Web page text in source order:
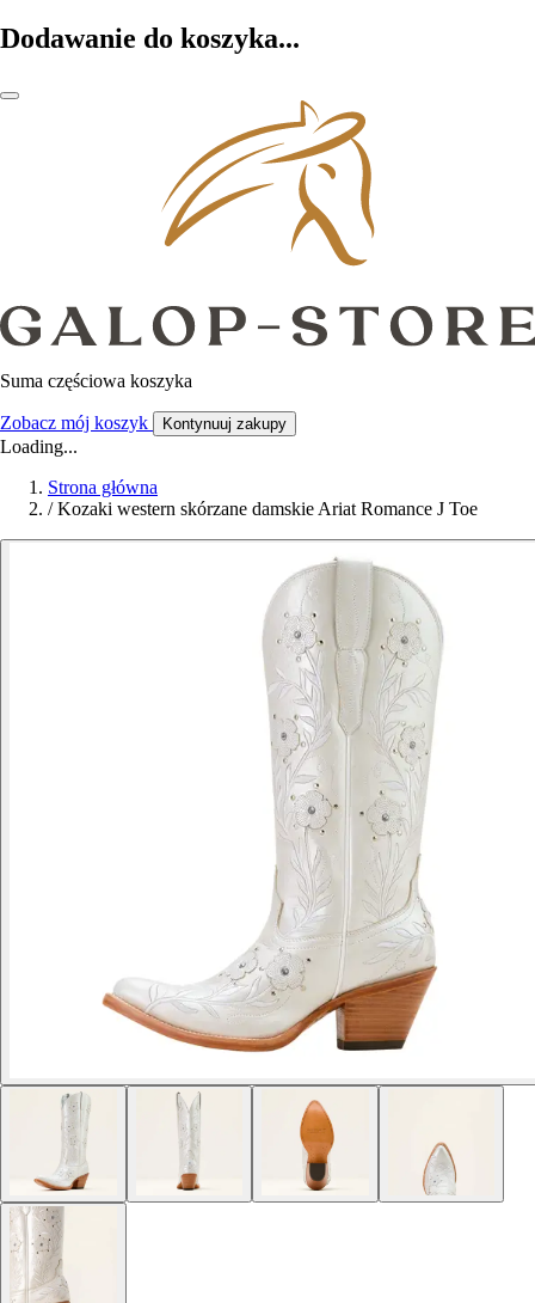
Dodawanie do koszyka...
Suma częściowa koszyka
Zobacz mój koszyk Kontynuuj zakupy
Loading...
Strona główna
/ Kozaki western skórzane damskie Ariat Romance J Toe